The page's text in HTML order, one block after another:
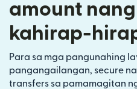
amount
kahirap-
Para sa mga pangunahing
pangangailangan, secure
transfers sa pamamagitan